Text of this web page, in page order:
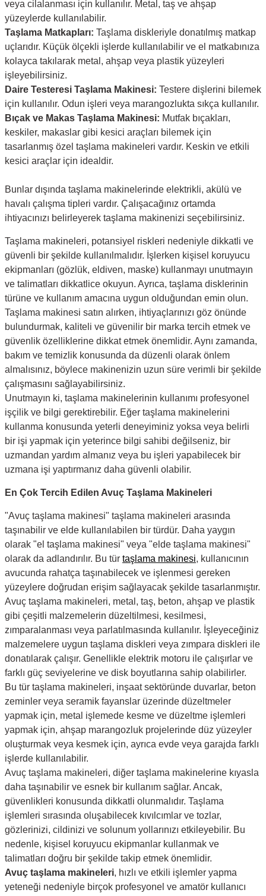
veya cilalanması için kullanılır. Metal, taş ve ahşap
yüzeylerde kullanılabilir.
Taşlama Matkapları: Taşlama diskleriyle donatılmış matkap
uçlarıdır. Küçük ölçekli işlerde kullanılabilir ve el matkabınıza
kolayca takılarak metal, ahşap veya plastik yüzeyleri
işleyebilirsiniz.
Daire Testeresi Taşlama Makinesi: Testere dişlerini bilemek
için kullanılır. Odun işleri veya marangozlukta sıkça kullanılır.
Bıçak ve Makas Taşlama Makinesi: Mutfak bıçakları,
keskiler, makaslar gibi kesici araçları bilemek için
tasarlanmış özel taşlama makineleri vardır. Keskin ve etkili
kesici araçlar için idealdir.
Bunlar dışında taşlama makinelerinde elektrikli, akülü ve
havalı çalışma tipleri vardır. Çalışacağınız ortamda
ihtiyacınızı belirleyerek taşlama makinenizi seçebilirsiniz.
Taşlama makineleri, potansiyel riskleri nedeniyle dikkatli ve
güvenli bir şekilde kullanılmalıdır. İşlerken kişisel koruyucu
ekipmanları (gözlük, eldiven, maske) kullanmayı unutmayın
ve talimatları dikkatlice okuyun. Ayrıca, taşlama disklerinin
türüne ve kullanım amacına uygun olduğundan emin olun.
Taşlama makinesi satın alırken, ihtiyaçlarınızı göz önünde
bulundurmak, kaliteli ve güvenilir bir marka tercih etmek ve
güvenlik özelliklerine dikkat etmek önemlidir. Aynı zamanda,
bakım ve temizlik konusunda da düzenli olarak önlem
almalısınız, böylece makinenizin uzun süre verimli bir şekilde
çalışmasını sağlayabilirsiniz.
Unutmayın ki, taşlama makinelerinin kullanımı profesyonel
işçilik ve bilgi gerektirebilir. Eğer taşlama makinelerini
kullanma konusunda yeterli deneyiminiz yoksa veya belirli
bir işi yapmak için yeterince bilgi sahibi değilseniz, bir
uzmandan yardım almanız veya bu işleri yapabilecek bir
uzmana işi yaptırmanız daha güvenli olabilir.
En Çok Tercih Edilen Avuç Taşlama Makineleri
"Avuç taşlama makinesi" taşlama makineleri arasında
taşınabilir ve elde kullanılabilen bir türdür. Daha yaygın
olarak "el taşlama makinesi" veya "elde taşlama makinesi"
olarak da adlandırılır. Bu tür taşlama makinesi, kullanıcının
avucunda rahatça taşınabilecek ve işlenmesi gereken
yüzeylere doğrudan erişim sağlayacak şekilde tasarlanmıştır.
Avuç taşlama makineleri, metal, taş, beton, ahşap ve plastik
gibi çeşitli malzemelerin düzeltilmesi, kesilmesi,
zımparalanması veya parlatılmasında kullanılır. İşleyeceğiniz
malzemelere uygun taşlama diskleri veya zımpara diskleri ile
donatılarak çalışır. Genellikle elektrik motoru ile çalışırlar ve
farklı güç seviyelerine ve disk boyutlarına sahip olabilirler.
Bu tür taşlama makineleri, inşaat sektöründe duvarlar, beton
zeminler veya seramik fayanslar üzerinde düzeltmeler
yapmak için, metal işlemede kesme ve düzeltme işlemleri
yapmak için, ahşap marangozluk projelerinde düz yüzeyler
oluşturmak veya kesmek için, ayrıca evde veya garajda farklı
işlerde kullanılabilir.
Avuç taşlama makineleri, diğer taşlama makinelerine kıyasla
daha taşınabilir ve esnek bir kullanım sağlar. Ancak,
güvenlikleri konusunda dikkatli olunmalıdır. Taşlama
işlemleri sırasında oluşabilecek kıvılcımlar ve tozlar,
gözlerinizi, cildinizi ve solunum yollarınızı etkileyebilir. Bu
nedenle, kişisel koruyucu ekipmanlar kullanmak ve
talimatları doğru bir şekilde takip etmek önemlidir.
Avuç taşlama makineleri, hızlı ve etkili işlemler yapma
yeteneği nedeniyle birçok profesyonel ve amatör kullanıcı